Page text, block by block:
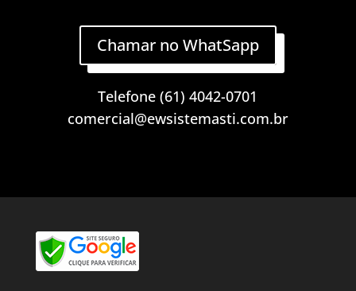
Chamar no WhatSapp
Telefone (61) 4042-0701
comercial@ewsistemasti.com.br